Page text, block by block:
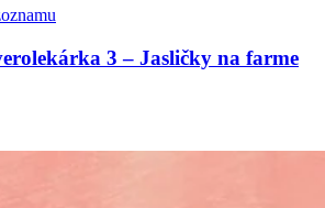
3 – Jasličky na farme